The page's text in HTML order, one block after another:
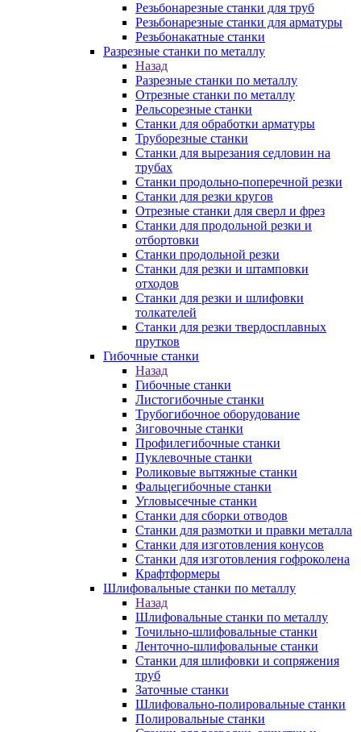
Резьбонарезные станки для труб
Резьбонарезные станки для арматуры
Резьбонакатные станки
Разрезные станки по металлу
Назад
Разрезные станки по металлу
Отрезные станки по металлу
Рельсорезные станки
Станки для обработки арматуры
Труборезные станки
Станки для вырезания седловин на
трубаx
Станки продольно-поперечной резки
Станки для резки кругов
Отрезные станки для сверл и фрез
Станки для продольной резки и
отбортовки
Станки продольной резки
Станки для резки и штамповки
отходов
Станки для резки и шлифовки
толкателей
Станки для резки твердосплавных
прутков
Гибочные станки
Назад
Гибочные станки
Листогибочные станки
Трубогибочное оборудование
Зиговочные станки
Профилегибочные станки
Пуклевочные станки
Роликовые вытяжные станки
Фальцегибочные станки
Угловысечные станки
Станки для сборки отводов
Станки для размотки и правки металла
Станки для изготовления конусов
Станки для изготовления гофроколена
Крафтформеры
Шлифовальные станки по металлу
Назад
Шлифовальные станки по металлу
Точильно-шлифовальные станки
Ленточно-шлифовальные станки
Станки для шлифовки и сопряжения
труб
Заточные станки
Шлифовально-полировальные станки
Полировальные станки